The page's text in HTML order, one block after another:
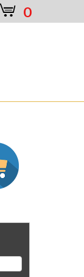
e 0